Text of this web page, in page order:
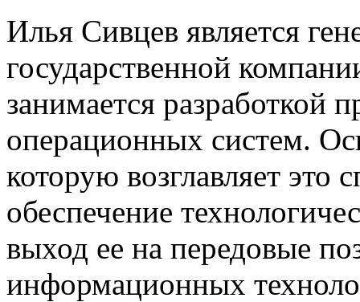
Илья Сивцев является
государственной
занимается разработкой
операционных систем.
которую возглавляет это
обеспечение
выход ее на передовые
информационных